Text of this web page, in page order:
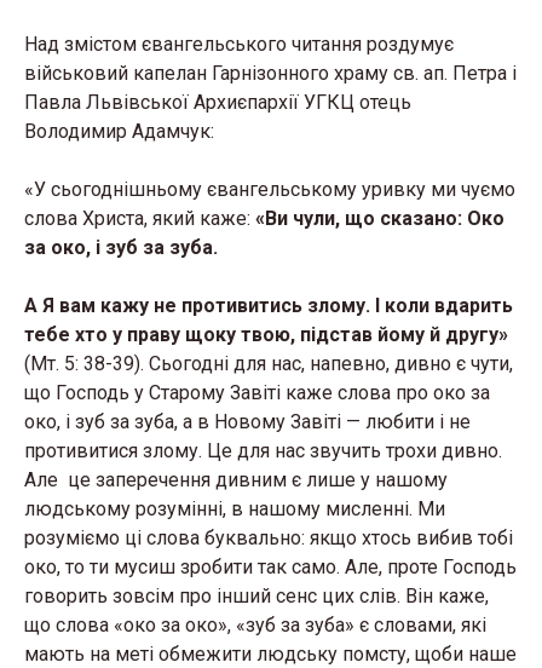
Над змістом євангельського читання роздумує
військовий капелан Гарнізонного храму св. ап. Петра і
Павла Львівської Архиєпархії УГКЦ отець
Володимир Адамчук:
«У сьогоднішньому євангельському уривку ми чуємо
слова Христа, який каже: «Ви чули, що сказано: Око
за око, і зуб за зуба.
А Я вам кажу не противитись злому. І коли вдарить
тебе хто у праву щоку твою, підстав йому й другу»
(Мт. 5: 38-39). Сьогодні для нас, напевно, дивно є чути,
що Господь у Старому Завіті каже слова про око за
око, і зуб за зуба, а в Новому Завіті — любити і не
противитися злому. Це для нас звучить трохи дивно.
Але це заперечення дивним є лише у нашому
людському розумінні, в нашому мисленні. Ми
розуміємо ці слова буквально: якщо хтось вибив тобі
око, то ти мусиш зробити так само. Але, проте Господь
говорить зовсім про інший сенс цих слів. Він каже,
що слова «око за око», «зуб за зуба» є словами, які
мають на меті обмежити людську помсту, щоби наше